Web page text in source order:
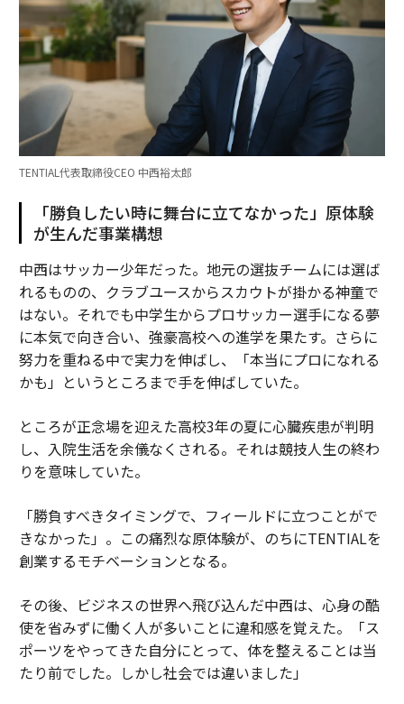
TENTIAL代表取締役CEO 中西裕太郎
「勝負したい時に舞台に立てなかった」原体験
が生んだ事業構想
中西はサッカー少年だった。地元の選抜チームには選ば
れるものの、クラブユースからスカウトが掛かる神童で
はない。それでも中学生からプロサッカー選手になる夢
に本気で向き合い、強豪高校への進学を果たす。さらに
努力を重ねる中で実力を伸ばし、「本当にプロになれる
かも」というところまで手を伸ばしていた。
ところが正念場を迎えた高校3年の夏に心臓疾患が判明
し、入院生活を余儀なくされる。それは競技人生の終わ
りを意味していた。
「勝負すべきタイミングで、フィールドに立つことがで
きなかった」。この痛烈な原体験が、のちにTENTIALを
創業するモチベーションとなる。
その後、ビジネスの世界へ飛び込んだ中西は、心身の酷
使を省みずに働く人が多いことに違和感を覚えた。「ス
ポーツをやってきた自分にとって、体を整えることは当
たり前でした。しかし社会では違いました」